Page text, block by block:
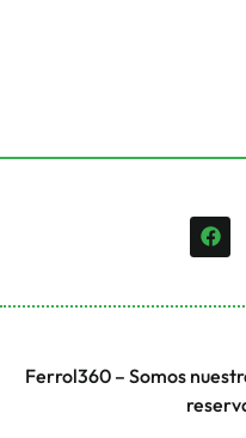
Ferrol360 – Somos